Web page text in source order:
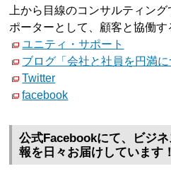
上から目線のコンサルティン
ポーターとして、顧客と協働す
ユニティ・サポート
ブログ「会社と社員を円満に
Twitter
facebook
公式Facebookにて、ビジ
報を日々お届けしています！